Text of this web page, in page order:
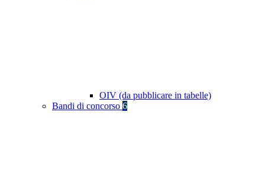
OIV (da pubblicare in tabelle)
Bandi di concorso 6